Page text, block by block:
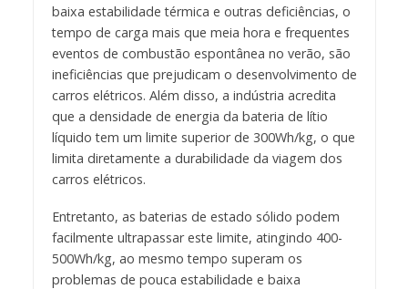
baixa estabilidade térmica e outras deficiências, o
tempo de carga mais que meia hora e frequentes
eventos de combustão espontânea no verão, são
ineficiências que prejudicam o desenvolvimento de
carros elétricos. Além disso, a indústria acredita
que a densidade de energia da bateria de lítio
líquido tem um limite superior de 300Wh/kg, o que
limita diretamente a durabilidade da viagem dos
carros elétricos.
Entretanto, as baterias de estado sólido podem
facilmente ultrapassar este limite, atingindo 400-
500Wh/kg, ao mesmo tempo superam os
problemas de pouca estabilidade e baixa